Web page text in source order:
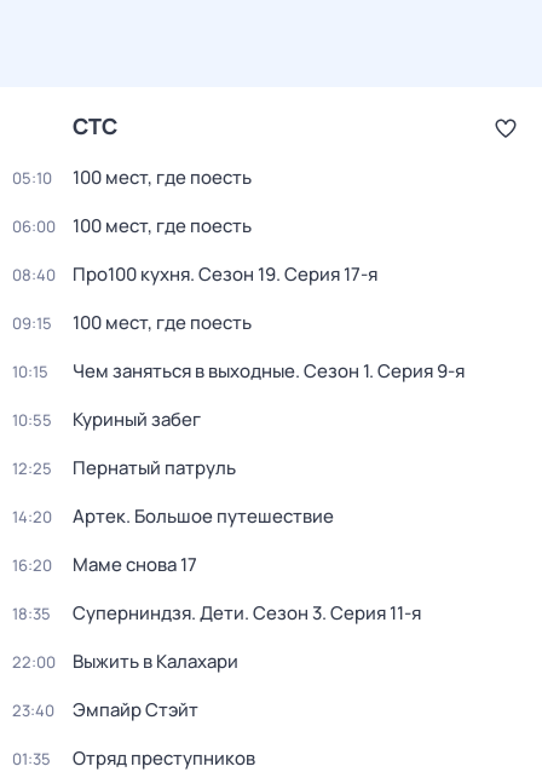
СТС
05:10 100 мест, где поесть
06:00 100 мест, где поесть
08:40 Про100 кухня. Сезон 19. Серия 17-я
09:15 100 мест, где поесть
10:15 Чем заняться в выходные. Сезон 1. Серия 9-я
10:55 Куриный зaбeг
12:25 Пернатый патруль
14:20 Артек. Большое путешествие
16:20 Маме снова 17
18:35 Суперниндзя. Дети. Сезон 3. Серия 11-я
22:00 Выжить в Калaxари
23:40 Эмпайр Стэйт
01:35 Отряд пpеступникoв